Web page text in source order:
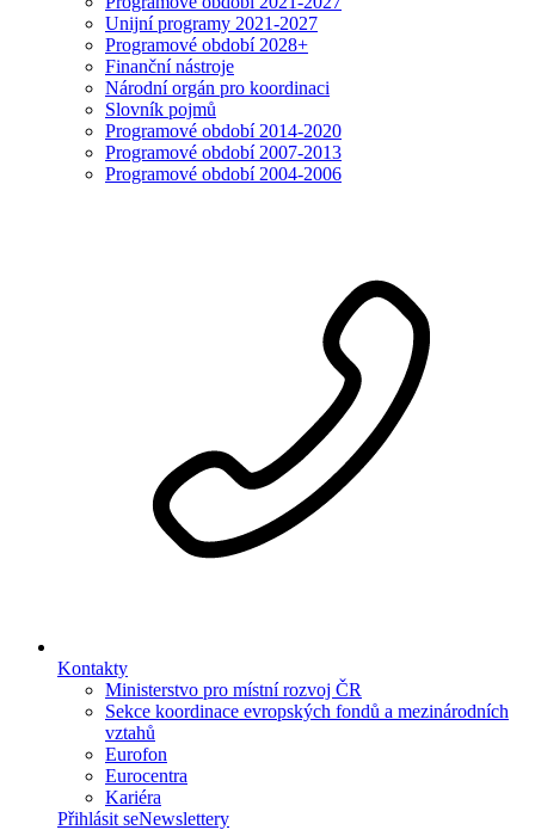
Unijní programy 2021-2027
Programové období 2028+
Finanční nástroje
Národní orgán pro koordinaci
Slovník pojmů
Programové období 2014-2020
Programové období 2007-2013
Programové období 2004-2006
Kontakty
Ministerstvo pro místní rozvoj ČR
Sekce koordinace evropských fondů a mezinárodních
vztahů
Eurofon
Eurocentra
Kariéra
Přihlásit seNewslettery